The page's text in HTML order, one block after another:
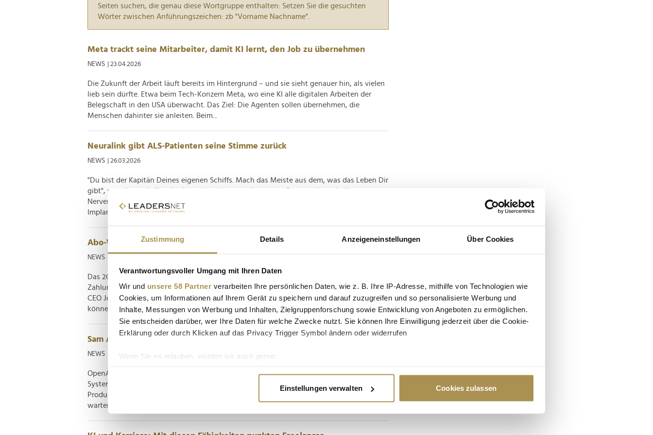
Zustimmung Details Anzeigeneinstellungen Über Cookies
Verantwortungsvoller Umgang mit Ihren Daten
Wir und unsere 58 Partner verarbeiten Ihre persönlichen Daten, wie z. B. Ihre IP-Adresse, mithilfe von Technologien wie
Cookies, um Informationen auf Ihrem Gerät zu speichern und darauf zuzugreifen und so personalisierte Werbung und
Inhalte, Messungen von Werbung und Inhalten, Zielgruppenforschung sowie Entwicklung von Angeboten zu ermöglichen.
Sie entscheiden darüber, wer Ihre Daten für welche Zwecke nutzt. Sie können Ihre Einwilligung jederzeit über die Cookie-
Erklärung oder durch Klicken auf das Privacy Trigger Symbol ändern oder widerrufen
Wenn Sie es erlauben, würden wir auch gerne:
Erfahren Sie mehr darüber, wie Ihre persönlichen Daten verarbeitet werden, und legen Sie Ihre Präferenzen im
Einstellungen verwalten Cookies zulassen
Seiten suchen, die genau diese Wortgruppe enthalten: Setzen Sie die gesuchten
Wörter zwischen Anführungszeichen: zb "Vorname Nachname".
Meta trackt seine Mitarbeiter, damit KI lernt, den Job zu übernehmen
NEWS | 23.04.2026
Die Zukunft der Arbeit läuft bereits im Hintergrund – und sie sieht genauer hin, als vielen
lieb sein dürfte. Etwa beim Tech-Konzern Meta, wo eine KI alle digitalen Arbeiten der
Belegschaft in den USA überwacht. Das Ziel: Die Agenten sollen übernehmen, die
Menschen dahinter sie anleiten. Beim...
Neuralink gibt ALS-Patienten seine Stimme zurück
NEWS | 26.03.2026
"Du bist der Kapitän Deines eigenen Schiffs. Mach das Meiste aus dem, was das Leben Dir
gibt", sagt Kenneth Shock, ohne seine Lippen zu bewegen: Der von der unheilbaren
Nervenkrankheit ALS betroffene US-Amerikaner hat sich Anfang des Jahres ein Neuralink-
Implantat einpflanzen lassen, mit dem er Sätze...
Abo-Wirtschaft: Wie sich Kunden mit Zahlungsplattformen halten lassen
NEWS
Das 2011 in Schweden gegründete Fintech Billogram bietet eine für Rechnungsstellung,
Zahlungsabwicklung und Kundenmanagement geeignete SaaS-Plattform an. Gründer und
CEO Jonas Suijkerbuijk schildert, warum davon insbesondere Unternehmen profitieren
können, die der wachsenden Abonnement-Müdigkeit in...
Sam Altman kündigt OpenAI-Roadmap an
NEWS | 13.02.2025
OpenAI überdenkt seine Strategie: Statt zahlreicher Einzelmodelle soll ein einheitliches KI-
System entstehen. CEO Sam Altman erklärt, warum Nutzer bald von einer schlankeren
Produktpalette profitieren könnten – und welche Herausforderungen dabei auf OpenAI
warten. Während Konkurrenten wie Google und...